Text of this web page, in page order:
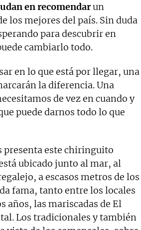
en recomendarun
los mejores del país. Sin duda
para descubrir en
cambiarlo todo.
en lo que está por llegar, una
la diferencia. Una
de vez en cuando y
puede darnos todo lo que
presenta este chiringuito
ubicado junto al mar, al
a escasos metros de los
fama, tanto entre los locales
años, las mariscadas de El
Los tradicionales y también